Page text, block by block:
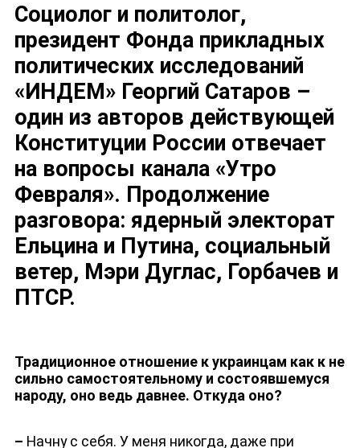
Социолог и политолог,
президент Фонда прикладных
политических исследований
«ИНДЕМ» Георгий Сатаров –
один из авторов действующей
Конституции России отвечает
на вопросы канала «Утро
Февраля». Продолжение
разговора: ядерный электорат
Ельцина и Путина, социальный
ветер, Мэри Дуглас, Горбачев и
ПТСР.
Традиционное отношение к украинцам как к не
сильно самостоятельному и состоявшемуся
народу, оно ведь давнее. Откуда оно?
– Начну с себя. У меня никогда, даже при